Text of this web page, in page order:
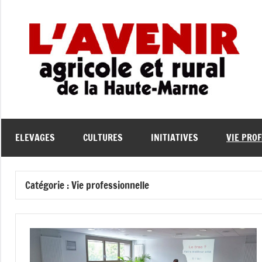
la
la
ELEVAGES CULTURES INITIATIVES VIE
Catégorie :Vie professionnelle